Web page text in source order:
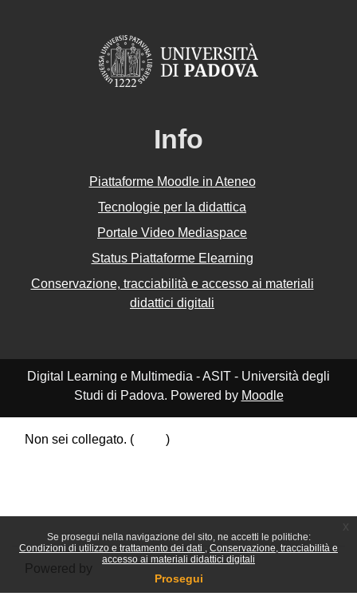
Se prosegui nella navigazione del sito, ne accetti le politiche:
Condizioni di utilizzo e trattamento dei dati
Conservazione, tracciabilità e
accesso ai materiali didattici digitali
Prosegui
Info
Piattaforme Moodle in Ateneo
Tecnologie per la didattica
Portale Video Mediaspace
Status Piattaforme Elearning
Conservazione, tracciabilità e accesso ai materiali
didattici digitali
Digital Learning e Multimedia - ASIT - Università degli
Studi di Padova. Powered by Moodle
Non sei collegato. (
)
Powered by Moodle